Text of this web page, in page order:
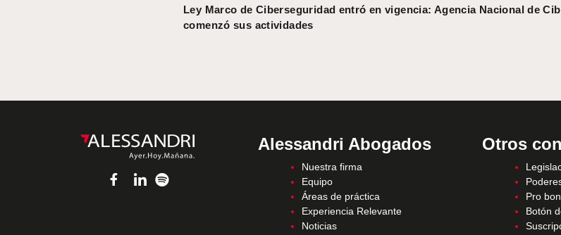
Ley Marco de Ciberseguridad entró en vigencia: Agencia Nacional de
comenzó sus actividades
Alessandri Abogados
Nuestra firma
Equipo
Áreas de práctica
Experiencia Relevante
Noticias
Otros
Pro
Botón